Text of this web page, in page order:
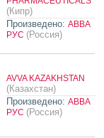
(Кипр)
Произведено: АВВА
РУС (Россия)
AVVA KAZAKHSTAN
(Казахстан)
Произведено: АВВА
РУС (Россия)